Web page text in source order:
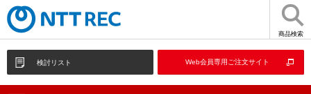
商品検索
検討リスト Web会員専用ご注文サイト